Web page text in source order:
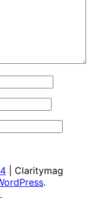
| Claritymag
.